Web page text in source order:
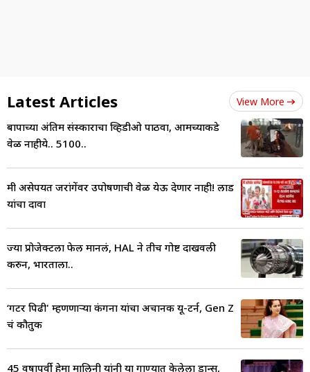
Latest Articles View More
बापाच्या अंतिम संस्काराचा व्हिडीओ पाठवा, आमच्याकडे
वेळ नाहीये.. 5100..
मी असेपर्यंत जरांगेंवर उपोषणाची वेळ येऊ देणार नाही! लाड
यांचा दावा
ज्या प्रोजेक्टला फेल मानलं, HAL ने तीच गोष्ट दाखवली
करुन, भारताला..
‘गटर पिढी' म्हणणाऱ्या कंगना यांचा अचानक यू-टर्न, Gen Z
चं कौतुक
45 वर्षांपूर्वी हेमा मालिनी यांनी या गाण्यात केलेला डान्स,